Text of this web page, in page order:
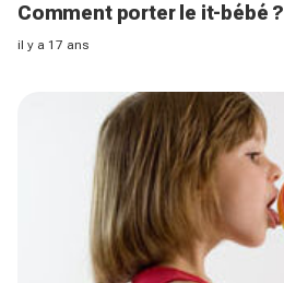
Comment porter le it-bébé ?
il y a 17 ans